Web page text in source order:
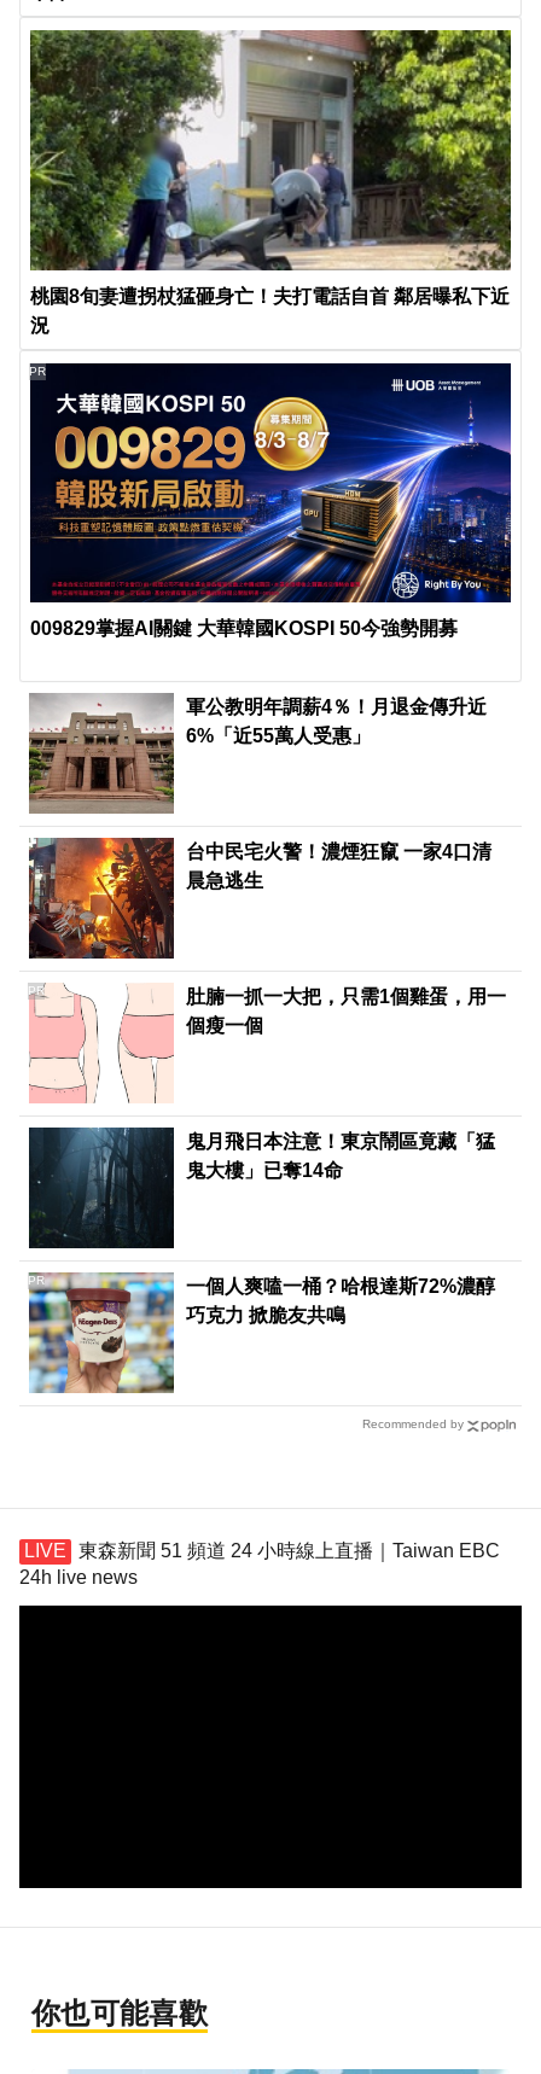
桃園8旬妻遭拐杖猛砸身亡！夫打電話自首 鄰居曝私下近
況
009829掌握AI關鍵 大華韓國KOSPI 50今強勢開募
PR
軍公教明年調薪4％！月退金傳升近
6%「近55萬人受惠」
台中民宅火警！濃煙狂竄 一家4口清
晨急逃生
肚腩一抓一大把，只需1個雞蛋，用一
個瘦一個
PR
鬼月飛日本注意！東京鬧區竟藏「猛
鬼大樓」已奪14命
一個人爽嗑一桶？哈根達斯72%濃醇
巧克力 掀脆友共鳴
PR
Recommended by
東森新聞 51 頻道 24 小時線上直播｜Taiwan EBC
24h live news
你也可能喜歡